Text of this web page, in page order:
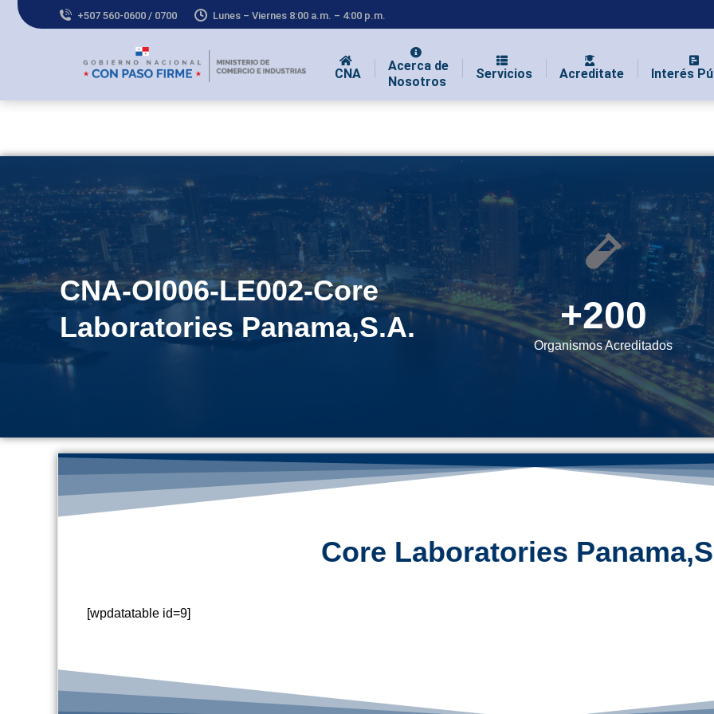
+507 560-0600 / 0700 Lunes – Viernes 8:00 a.m. – 4:00 p.m.
CNA
Acerca de
Nosotros
Servicios Acreditate Interés
CNA-OI006-LE002-Core
Laboratories Panama,S.A.
Organismos Acreditados
+200
Core Laboratories
[wpdatatable id=9]